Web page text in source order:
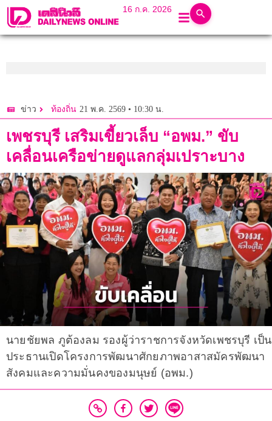
16 ก.ค. 2026
ข่าว ท้องถิ่น 21 พ.ค. 2569 • 10:30 น.
เพชรบุรี เสริมเขี้ยวเล็บ “อพม.” ขับ
เคลื่อนเครือข่ายดูแลกลุ่มเปราะบาง
นายชัยพล ภูต้องลม รองผู้ว่าราชการจังหวัดเพชรบุรี เป็น
ประธานเปิดโครงการพัฒนาศักยภาพอาสาสมัครพัฒนา
สังคมและความมั่นคงของมนุษย์ (อพม.)